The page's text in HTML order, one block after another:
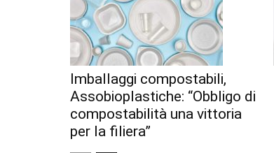
Imballaggi compostabili,
Assobioplastiche: “Obbligo di
compostabilità una vittoria
per la filiera”